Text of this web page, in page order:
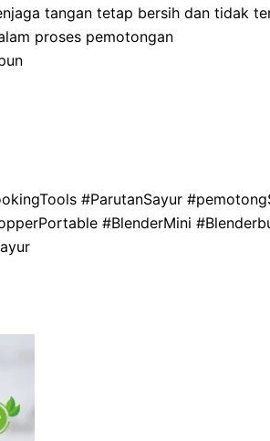
tangan tetap bersih dan tidak
proses pemotongan
#ParutanSayur
#BlenderMini